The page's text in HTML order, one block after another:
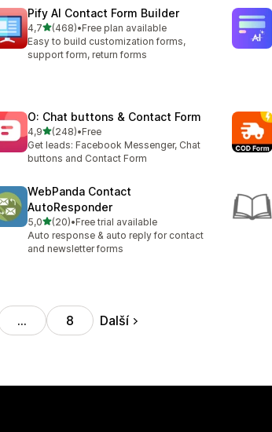
Pify AI Contact Form Builder
4,7z 5 hvězd
(468)
Celkový počet recenzí: 468
•Free plan available
Easy to build customization forms,
support form, return forms
O: Chat buttons & Contact Form
4,9z 5 hvězd
(248)
Celkový počet recenzí: 248
•Free
Get leads: Facebook Messenger, Chat
buttons and Contact Form
WebPanda Contact
AutoResponder
5,0z 5 hvězd
(20)
Celkový počet recenzí: 20
•Free trial available
Auto response & auto reply for contact
and newsletter forms
… 8 Další